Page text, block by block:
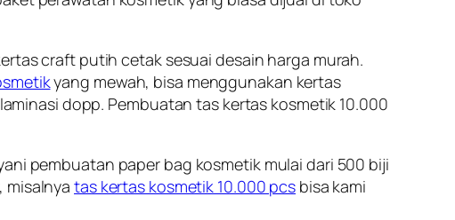
craft putih cetak sesuai desain harga murah.
yang mewah, bisa menggunakan kertas
dopp. Pembuatan tas kertas kosmetik 10.000
pembuatan paper bag kosmetik mulai dari 500 biji
misalnyatas kertas kosmetik 10.000 pcs bisa kami